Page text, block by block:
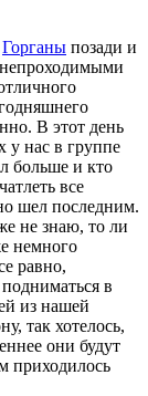
Горганы позади и
В этот день
нас в группе
больше и кто
все
шел последним.
не знаю, то ли
немного
равно,
в
из нашей
так хотелось,
они будут
приходилось